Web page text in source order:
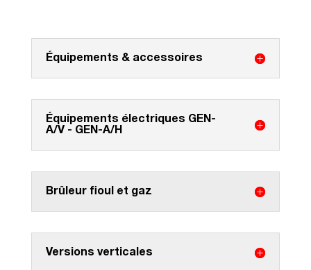
Équipements & accessoires
Équipements électriques GEN-
A/V - GEN-A/H
Brûleur fioul et gaz
Versions verticales